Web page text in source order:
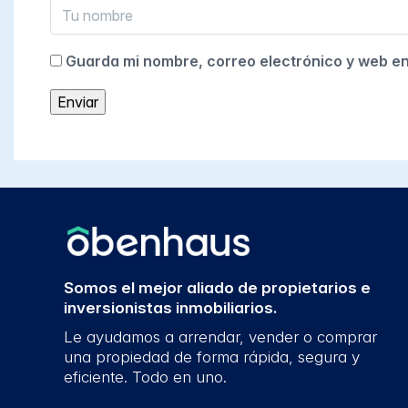
Guarda mi nombre, correo electrónico y web
Somos el mejor aliado de propietarios e
inversionistas inmobiliarios.
Le ayudamos a arrendar, vender o comprar
una propiedad de forma rápida, segura y
eficiente. Todo en uno.